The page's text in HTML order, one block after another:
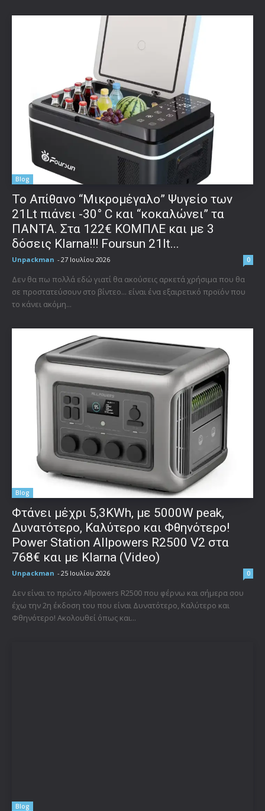
Blog
Το Απίθανο “Μικρομέγαλο” Ψυγείο των
21Lt πιάνει -30° C και “κοκαλώνει” τα
ΠΑΝΤΑ. Στα 122€ ΚΟΜΠΛΕ και με 3
δόσεις Klarna!!! Foursun 21lt...
Unpackman - 27 Ιουλίου 2026 0
Δεν θα πω πολλά εδώ γιατί θα ακούσεις αρκετά χρήσιμα που θα
σε προστατεύσουν στο βίντεο... είναι ένα εξαιρετικό προϊόν που
το κάνει ακόμη...
Blog
Φτάνει μέχρι 5,3KWh, με 5000W peak,
Δυνατότερο, Καλύτερο και Φθηνότερο!
Power Station Allpowers R2500 V2 στα
768€ και με Klarna (Video)
Unpackman - 25 Ιουλίου 2026 0
Δεν είναι το πρώτο Allpowers R2500 που φέρνω και σήμερα σου
έχω την 2η έκδοση του που είναι Δυνατότερο, Καλύτερο και
Φθηνότερο! Ακολουθεί όπως και...
Blog